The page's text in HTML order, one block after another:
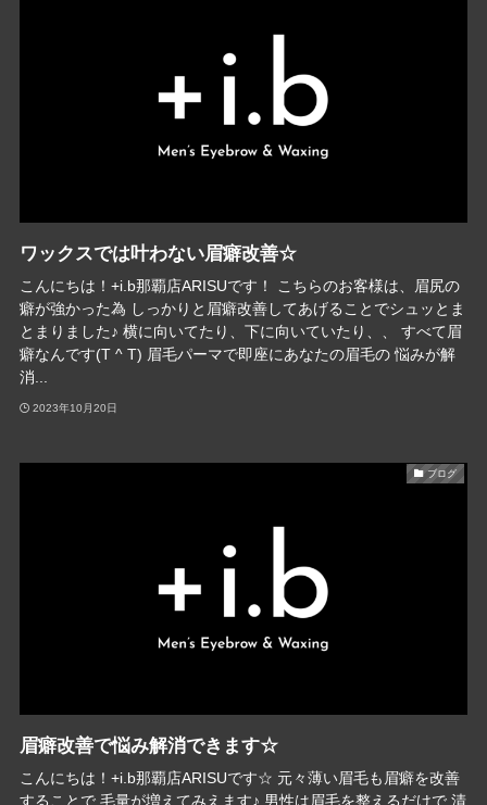
ワックスでは叶わない眉癖改善☆
こんにちは！+i.b那覇店ARISUです！ こちらのお客様は、眉尻の
癖が強かった為 しっかりと眉癖改善してあげることでシュッとま
とまりました♪ 横に向いてたり、下に向いていたり、、 すべて眉
癖なんです(T ^ T) 眉毛パーマで即座にあなたの眉毛の 悩みが解
消...
2023年10月20日
ブログ
眉癖改善で悩み解消できます☆
こんにちは！+i.b那覇店ARISUです☆ 元々薄い眉毛も眉癖を改善
することで 毛量が増えてみえます♪ 男性は眉毛を整えるだけで 清